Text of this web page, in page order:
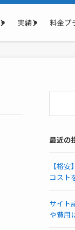
実績 料金プ
最近の
【格
コスト
サイト
や費用